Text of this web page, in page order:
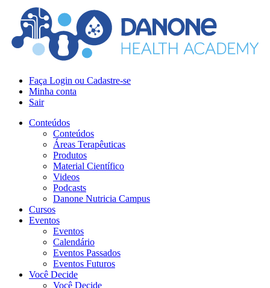
Faça Login ou Cadastre-se
Minha conta
Sair
Conteúdos
Conteúdos
Áreas Terapêuticas
Produtos
Material Científico
Videos
Podcasts
Danone Nutricia Campus
Cursos
Eventos
Eventos
Calendário
Eventos Passados
Eventos Futuros
Você Decide
Você Decide